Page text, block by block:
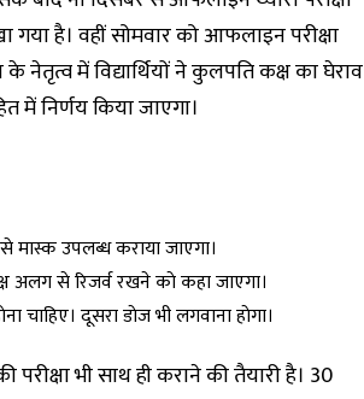
है। वहीं सोमवार को आफलाइन परीक्षा
के नेतृत्व में विद्यार्थियों ने कुलपति कक्ष का घेराव
में निर्णय किया जाएगा।
मास्क उपलब्ध कराया जाएगा।
अलग से रिजर्व रखने काे कहा जाएगा।
दूसरा डाेज भी लगवाना हाेगा।
भी साथ ही कराने की तैयारी है। 30